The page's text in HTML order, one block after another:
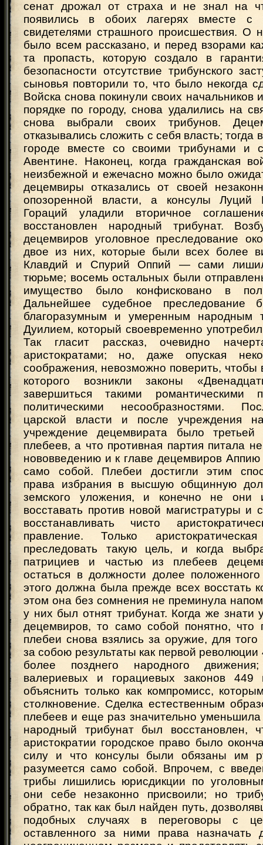
сенат дрожал от страха и не знал на
появились в обоих лагерях вместе с
свидетелями страшного происшествия. О
было всем рассказано, и перед взорами
та пропасть, которую создало в
безопасности отсутствие трибунского
сыновья повторили то, что было некогда
Войска снова покинули своих начальников
порядке по городу, снова удалились на
снова выбрали своих трибунов.
отказывались сложить с себя власть; тогда
городе вместе со своими трибунами и
Авентине. Наконец, когда гражданская
неизбежной и ежечасно можно было
децемвиры отказались от своей
опозоренной власти, а консулы
Гораций уладили вторичное
восстановлен народный трибунат.
децемвиров уголовное преследование
двое из них, которые были всех более
Клавдий и Спурий Оппий — сами
тюрьме; восемь остальных были
имущество было конфисковано в
Дальнейшее судебное преследование
благоразумным и умеренным народным
Дуилием, который своевременно
Так гласит рассказ, очевидно
аристократами; но, даже опуская
соображения, невозможно поверить, чтобы
которого возникли законы
завершиться такими романтическими
политическими несообразностями.
царской власти и после учреждения
учреждение децемвирата было третьей
плебеев, а что противная партия питала
нововведению и к главе децемвиров
само собой. Плебеи достигли этим
права избрания в высшую общинную
земского уложения, и конечно не они
восставать против новой магистратуры и
восстанавливать чисто
правление. Только
преследовать такую цель, и когда
патрициев и частью из плебеев
остаться в должности долее
этого должна была прежде всех восстать
этом она без сомнения не преминула
у них был отнят трибунат. Когда же знати
децемвиров, то само собой понятно, что
плебеи снова взялись за оружие, для того
за собою результаты как первой революции
более позднего народного
валериевых и горациевых законов
объяснить только как компромисс,
столкновение. Сделка естественным
плебеев и еще раз значительно уменьшила
народный трибунат был восстановлен,
аристократии городское право было
силу и что консулы были обязаны им
разумеется само собой. Впрочем, с
трибы лишились юрисдикции по
они себе незаконно присвоили; но
обратно, так как был найден путь,
подобных случаях в переговоры с
оставленного за ними права